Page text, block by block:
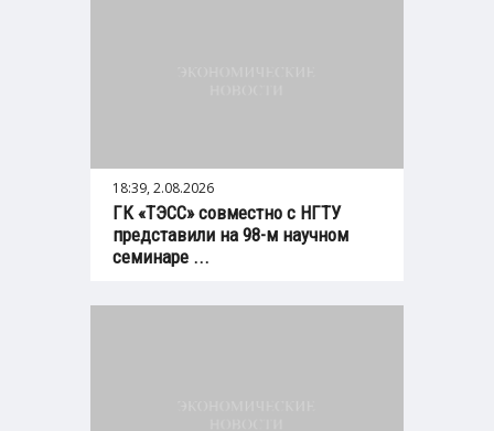
18:39, 2.08.2026
ГК «ТЭСС» совместно с НГТУ
представили на 98-м научном
семинаре ...